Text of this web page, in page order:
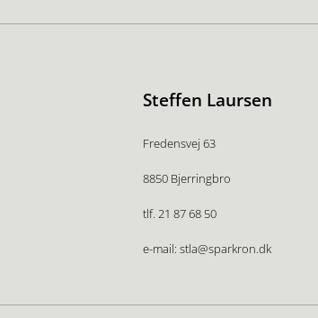
Steffen Laursen
Fredensvej 63
8850 Bjerringbro
tlf. 21 87 68 50
e-mail: stla@sparkron.dk